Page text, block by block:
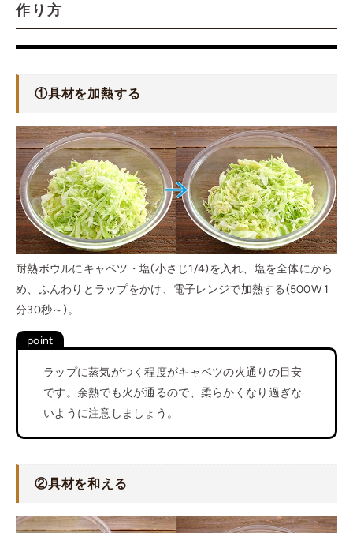
作り方
①具材を加熱する
耐熱ボウルにキャベツ・塩(小さじ1/4)を入れ、塩を全体にから
め、ふんわりとラップをかけ、電子レンジで加熱する(500W 1
分30秒～)。
ラップに蒸気がつく程度がキャベツの火通りの目安
です。余熱でも火が通るので、柔らかくなり過ぎな
いように注意しましょう。
②具材を和える